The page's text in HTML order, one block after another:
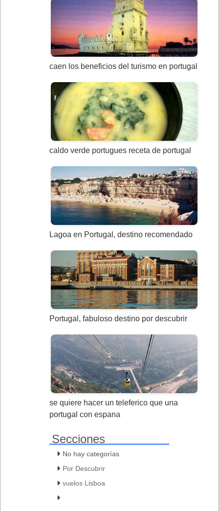
caen los beneficios del turismo en portugal
caldo verde portugues receta de portugal
Lagoa en Portugal, destino recomendado
Portugal, fabuloso destino por descubrir
se quiere hacer un teleferico que una
portugal con espana
Secciones
No hay categorías
Por Descubrir
vuelos Lisboa